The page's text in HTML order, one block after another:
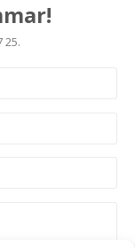
25.